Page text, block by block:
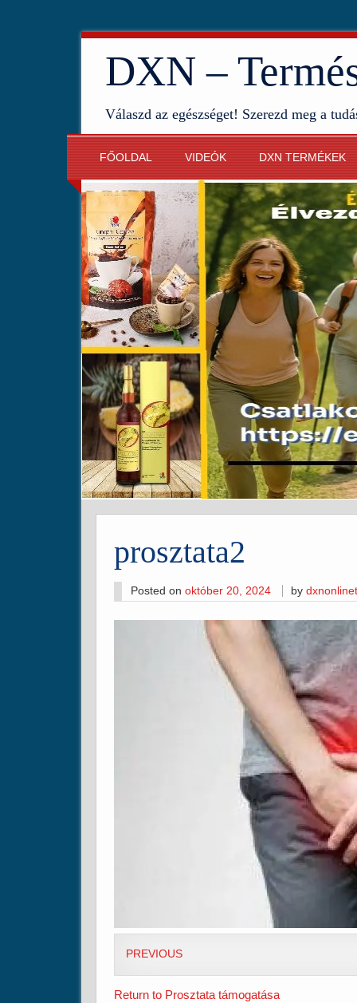
DXN –
Válaszd az egészséget! Szerezd meg a
FŐOLDAL VIDEÓK DXN TERMÉKEK
prosztata2
Posted on október 20, 2024 by
PREVIOUS
Return to Prosztata támogatása